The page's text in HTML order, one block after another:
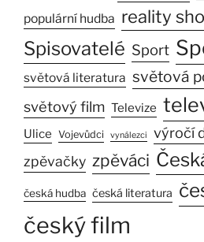
populární hudba reality
Spisovatelé Sport
světová literatura světová
světový film Televize
Ulice Vojevůdci vynálezci výročí
zpěvačky zpěváci
česká hudba česká literatura
český film